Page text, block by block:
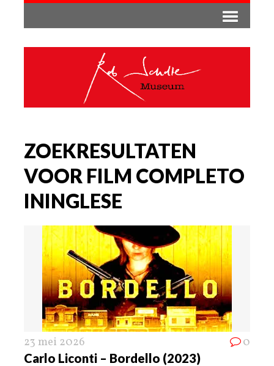
ZOEKRESULTATEN
VOOR FILM COMPLETO
ININGLESE
23 mei 2026 0
Carlo Liconti – Bordello (2023)